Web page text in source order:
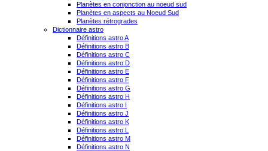
Planètes en conjonction au noeud sud
Planètes en aspects au Noeud Sud
Planètes rétrogrades
Dictionnaire astro
Définitions astro A
Définitions astro B
Définitions astro C
Définitions astro D
Définitions astro E
Définitions astro F
Définitions astro G
Définitions astro H
Définitions astro I
Définitions astro J
Définitions astro K
Définitions astro L
Définitions astro M
Définitions astro N